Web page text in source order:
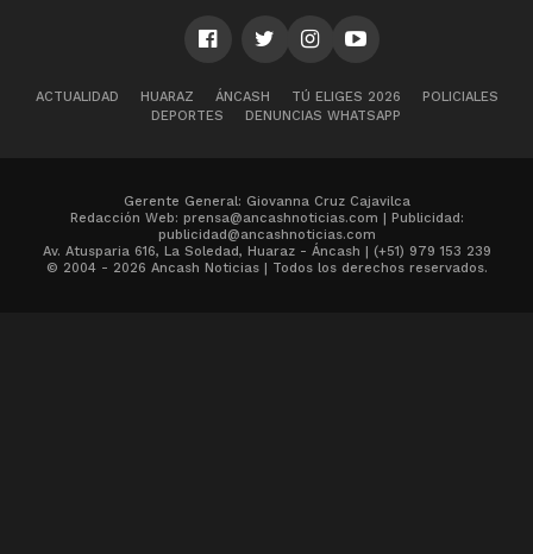
ACTUALIDAD HUARAZ ÁNCASH TÚ ELIGES 2026
POLICIALES
DEPORTES
DENUNCIAS WHATSAPP
Gerente General: Giovanna Cruz Cajavilca
Redacción Web: prensa@ancashnoticias.com | Publicidad:
publicidad@ancashnoticias.com
Av. Atusparia 616, La Soledad, Huaraz - Áncash | (+51) 979 153 239
© 2004 - 2026 Ancash Noticias | Todos los derechos reservados.